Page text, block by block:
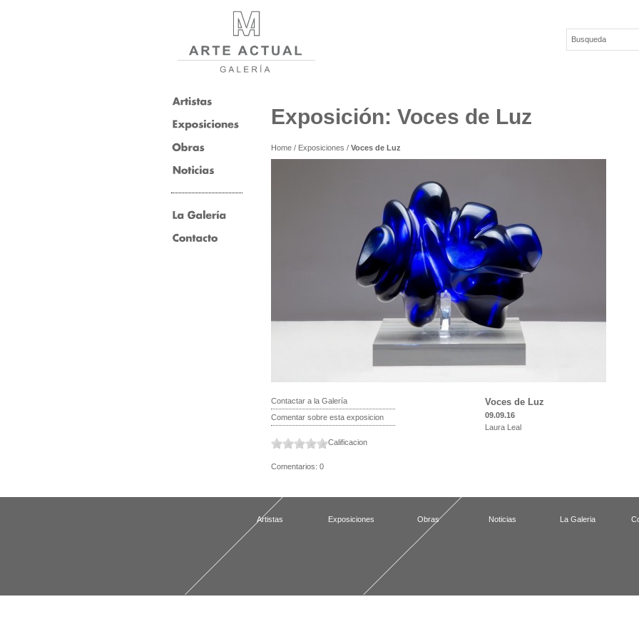
Exposición: Voces de Luz
Home/ Exposiciones / Voces de Luz
Contactar a la Galería
Comentar sobre esta exposicion
Calificacion
Comentarios: 0
Voces de Luz
09.09.16
Laura Leal
Artistas Exposiciones Obras Noticias La Galeria